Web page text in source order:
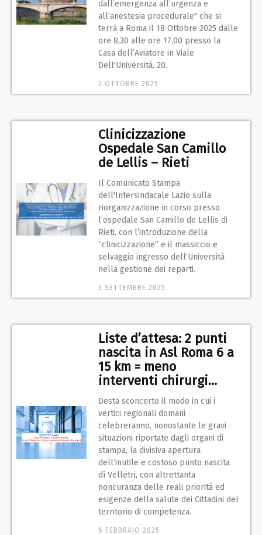
dall’emergenza all’urgenza e
all’anestesia procedurale" che si
terrà a Roma il 18 Ottobre 2025 dalle
ore 8,30 alle ore 17,00 presso la
Casa dell’Aviatore in Viale
Dell'Università, 20.
2 OTTOBRE 2025
Clinicizzazione
Ospedale San Camillo
de Lellis – Rieti
Il Comunicato Stampa
dell'Intersindacale Lazio sulla
riorganizzazione in corso presso
l’ospedale San Camillo de Lellis di
Rieti, con l’introduzione della
“clinicizzazione” e il massiccio e
selvaggio ingresso dell’Università
nella gestione dei reparti.
3 SETTEMBRE 2025
Liste d’attesa: 2 punti
nascita in Asl Roma 6 a
15 km = meno
interventi chirurgi...
Desta sconcerto il modo in cui i
vertici regionali domani
celebreranno, nonostante le gravi
situazioni riportate dagli organi di
stampa, la divisiva apertura
dell’inutile e costoso punto nascita
dí Velletri, con altrettanta
noncuranza delle reali priorità ed
esigenze della salute dei Cittadini del
territorio di competenza.
6 FEBBRAIO 2025